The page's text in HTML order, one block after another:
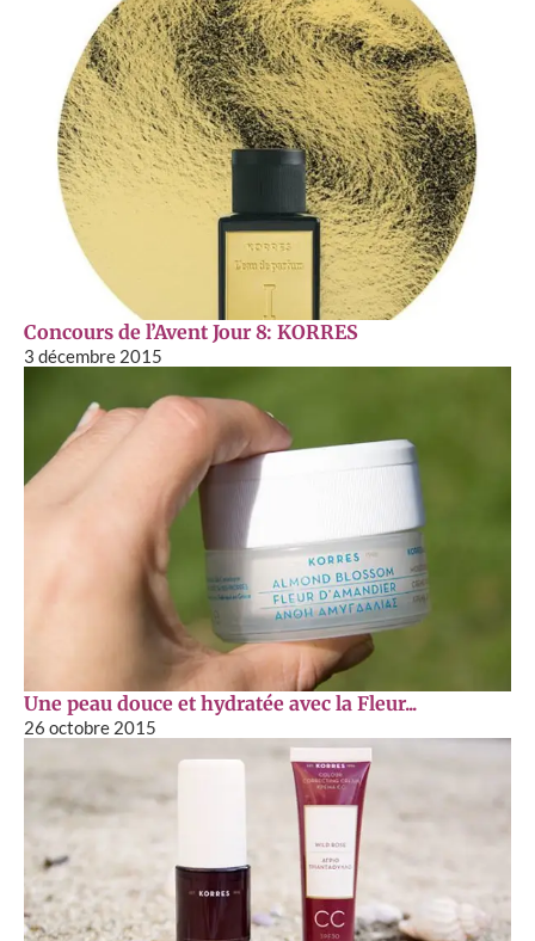
Concours de l’Avent Jour 8: KORRES
3 décembre 2015
Une peau douce et hydratée avec la Fleur...
26 octobre 2015